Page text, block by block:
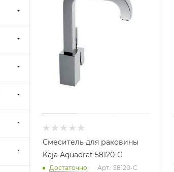
Смеситель для раковины
Kaja Aquadrat 58120-C
Достаточно Арт.: 58120-C